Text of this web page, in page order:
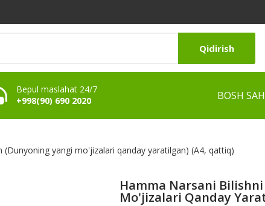
Qidirish
Bepul maslahat 24/7
+998(90) 690 2020
BOSH
(Dunyoning yangi mo'jizalari qanday yaratilgan) (А4, qattiq)
Hamma Narsani
Mo'jizalari Qanday